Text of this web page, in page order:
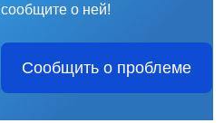
сообщите о ней!
Сообщить о проблеме